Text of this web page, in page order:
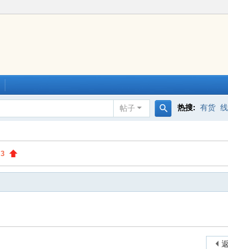
帖子
索
热搜: 有货
3